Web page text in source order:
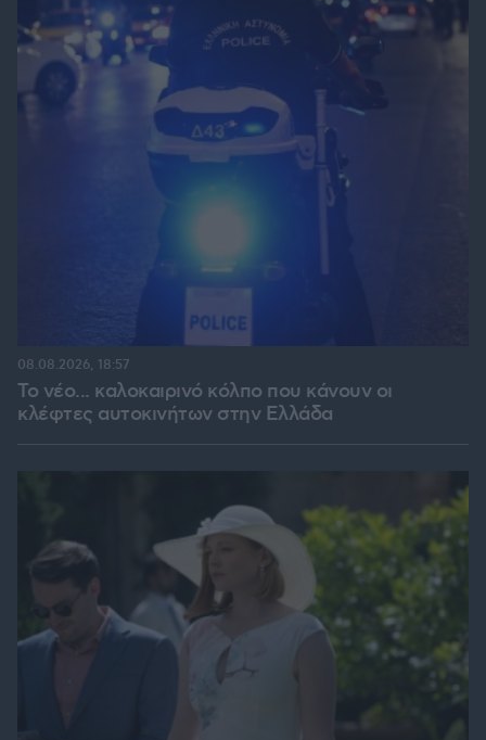
Το νέο... καλοκαιρινό κόλπο που κάνουν οι
κλέφτες αυτοκινήτων στην Ελλάδα
08.08.2026, 18:57